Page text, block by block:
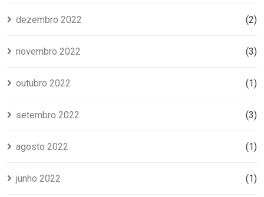
dezembro 2022 (2)
novembro 2022 (3)
outubro 2022 (1)
setembro 2022 (3)
agosto 2022 (1)
junho 2022 (1)